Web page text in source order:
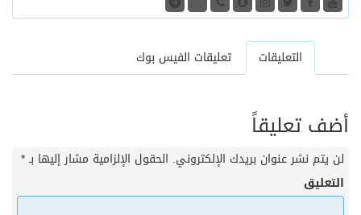
التعليقات تعليقات الفيس بوك
أضف تعليقاً
لن يتم نشر عنوان بريدك الإلكتروني. الحقول الإلزامية مشار إليها بـ*
التعليق